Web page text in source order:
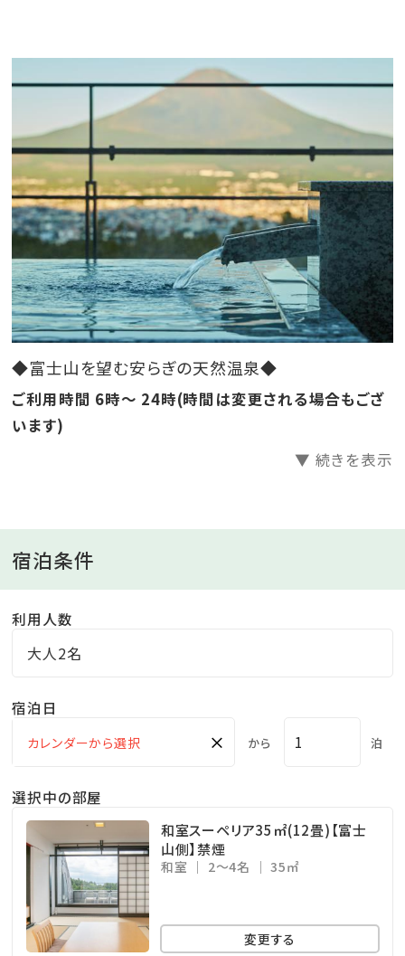
お仕事や読書をしながら
ゆったりした時間をお過ごしください♪
◆富士山を望む安らぎの天然温泉大浴場あり◆
※お料理に関するご注意事項※
・当日の仕入れによりコースの構成が予告なく変更とな
る場合がございます。
・アレルギーや医師より止められている食材がおありの
場合には、要望欄にてご氏名（年齢）・該当食材・程度を
お知らせください。
◆富士山を望む安らぎの天然温泉◆
ご利用時間 6時～ 24時(時間は変更される場合もござ
います)
▼ 続きを表示
宿泊条件
利用人数
大人2名
宿泊日
× から 泊
選択中の部屋
和室スーペリア35㎡(12畳)【富士
山側】禁煙
和室 2～4名 35㎡
変更する